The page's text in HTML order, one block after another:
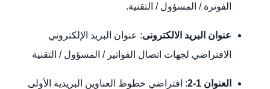
الفوترة / المسؤول / التقنية.
عنوان البريد الالكترونى: عنوان البريد الإلكتروني
الافتراضي لجهات اتصال الفواتير / المسؤول / التقنية
العنوان 1-2
: افتراضي خطوط العناوين البريدية الأولى